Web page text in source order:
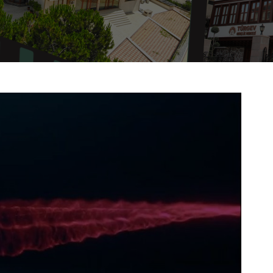
Bizden Haberler
Duyurular
Dokümanlar